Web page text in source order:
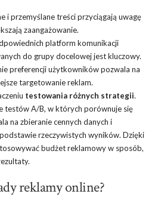
i przemyślane treści przyciągają uwagę
zaangażowanie.
platform komunikacji
do grupy docelowej jest kluczowy.
preferencji użytkowników pozwala na
targetowanie reklam.
testowania różnych strategii.
testów A/B, w których porównuje się
na zbieranie cennych danych i
rzeczywistych wyników. Dzięki
budżet reklamowy w sposób,
reklamy online?